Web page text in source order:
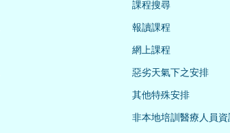
課程搜尋
報讀課程
網上課程
惡劣天氣下之安排
其他特殊安排
非本地培訓醫療人員